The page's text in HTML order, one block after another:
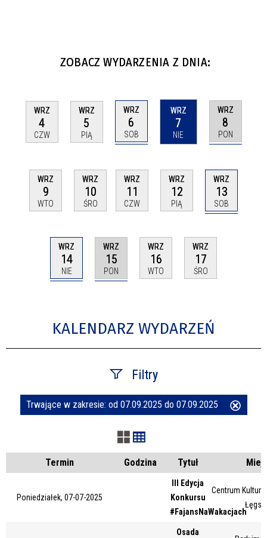
ZOBACZ WYDARZENIA Z DNIA:
WRZ
4
CZW
WRZ
5
PIĄ
WRZ
6
SOB
WRZ
7
NIE
WRZ
8
PON
WRZ
9
WTO
WRZ
10
ŚRO
WRZ
11
CZW
WRZ
12
PIĄ
WRZ
13
SOB
WRZ
14
NIE
WRZ
15
PON
WRZ
16
WTO
WRZ
17
ŚRO
KALENDARZ WYDARZEŃ
Filtry
Szukana fraza
Kategoria
Trwające w zakresie
Trwające w zakresie: od 07.09.2025 do 07.09.2025
Termin Godzina Tytuł
Poniedziałek, 07-07-2025
III Edycja
Konkursu
#FajansNaWakacjach
Centrum Kultury
Osada